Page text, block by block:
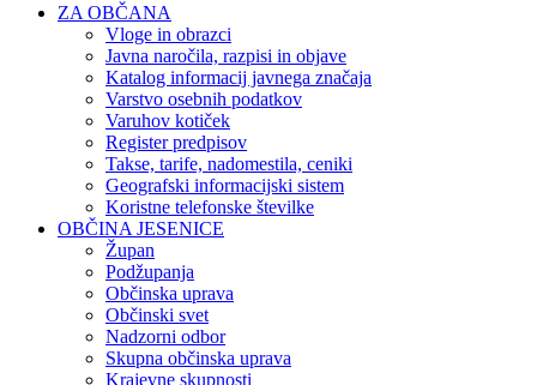
ZA OBČANA
Vloge in obrazci
Javna naročila, razpisi in objave
Katalog informacij javnega značaja
Varstvo osebnih podatkov
Varuhov kotiček
Register predpisov
Takse, tarife, nadomestila, ceniki
Geografski informacijski sistem
Koristne telefonske številke
OBČINA JESENICE
Župan
Podžupanja
Občinska uprava
Občinski svet
Nadzorni odbor
Skupna občinska uprava
Krajevne skupnosti